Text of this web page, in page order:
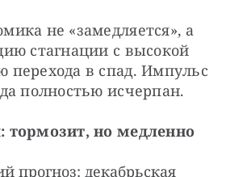
не «замедляется», а
стагнации с высокой
перехода в спад. Импульс
полностью исчерпан.
тормозит, но медленно
прогноз: декабрьская